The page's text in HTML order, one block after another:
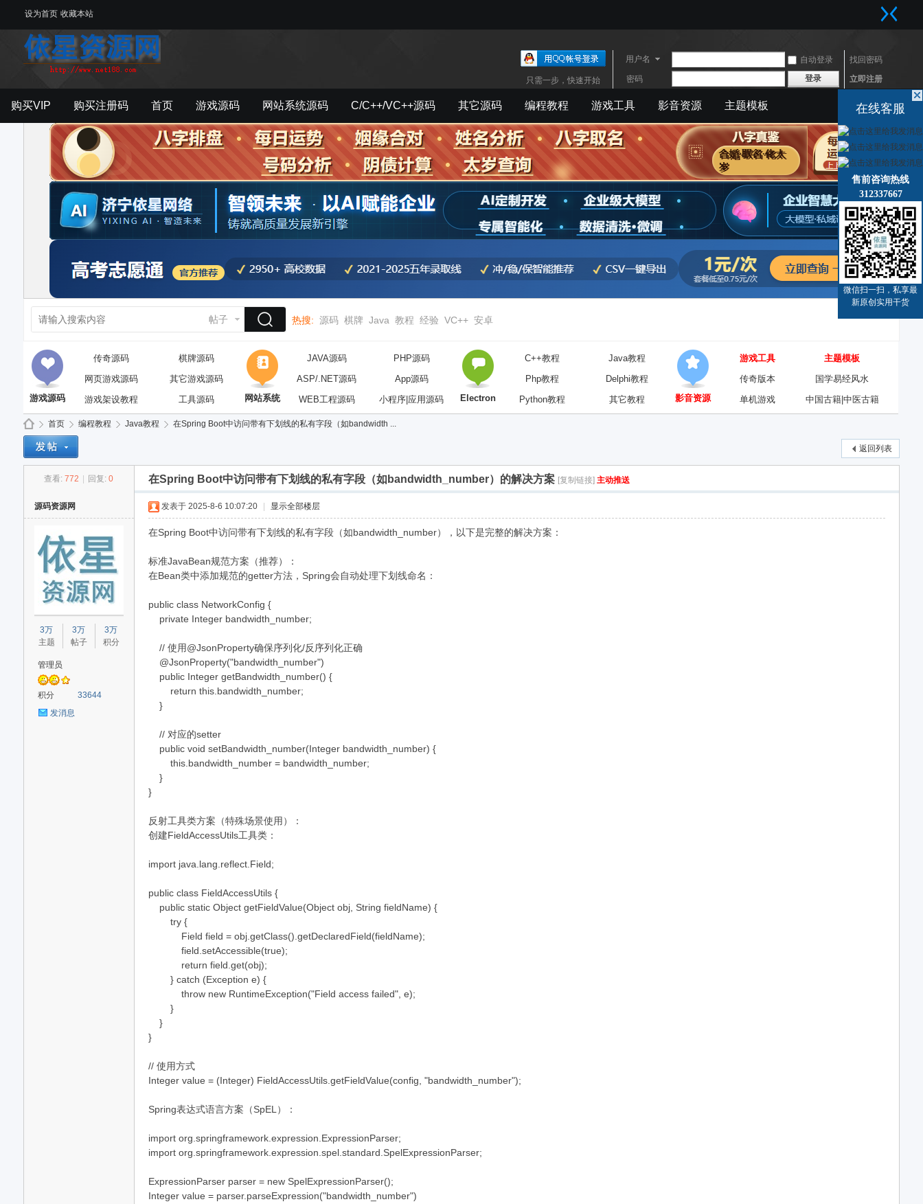
设为首页 收藏本站
用户名 自动登录
找回密码
密码
登录 立即注册
只需一步，快速开始
快捷导航
购买VIP 购买注册码 首页 游戏源码 网站系统源码 C/C++/VC++源码 其它源码 编程教程 游戏工具 影音资源 主题模板
帖子 热搜: 源码 棋牌 Java 教程 经验 VC++ 安卓
游戏源码
传奇源码
棋牌源码
网页游戏源码
其它游戏源码
游戏架设教程
工具源码 网站系统
JAVA源码
PHP源码
ASP/.NET源码
App源码
WEB工程源码
小程序|应用源码 Electron
C++教程
Java教程
Php教程
Delphi教程
Python教程
其它教程 影音资源
游戏工具
主题模板
传奇版本
国学易经风水
单机游戏
中国古籍|中医古籍
首页
›
编程教程
›
Java教程
›
在Spring Boot中访问带有下划线的私有字段（如bandwidth ...
返回列表
查看: 772 回复: 0 在Spring Boot中访问带有下划线的私有字段（如bandwidth_number）的解决方案 [复制链接] 主动推送
源码资源网
3万
主题
3万
帖子
3万
积分
管理员
积分
33644
发消息
发表于 2025-8-6 10:07:20 显示全部楼层
在Spring Boot中访问带有下划线的私有字段（如bandwidth_number），以下是完整的解决方案：
标准JavaBean规范方案（推荐）：
在Bean类中添加规范的getter方法，Spring会自动处理下划线命名：
public class NetworkConfig {
private Integer bandwidth_number;
// 使用@JsonProperty确保序列化/反序列化正确
@JsonProperty("bandwidth_number")
public Integer getBandwidth_number() {
return this.bandwidth_number;
}
// 对应的setter
public void setBandwidth_number(Integer bandwidth_number) {
this.bandwidth_number = bandwidth_number;
}
}
反射工具类方案（特殊场景使用）：
创建FieldAccessUtils工具类：
import java.lang.reflect.Field;
public class FieldAccessUtils {
public static Object getFieldValue(Object obj, String fieldName) {
try {
Field field = obj.getClass().getDeclaredField(fieldName);
field.setAccessible(true);
return field.get(obj);
} catch (Exception e) {
throw new RuntimeException("Field access failed", e);
}
}
}
// 使用方式
Integer value = (Integer) FieldAccessUtils.getFieldValue(config, "bandwidth_number");
Spring表达式语言方案（SpEL）：
import org.springframework.expression.ExpressionParser;
import org.springframework.expression.spel.standard.SpelExpressionParser;
ExpressionParser parser = new SpelExpressionParser();
Integer value = parser.parseExpression("bandwidth_number")
在线客服
售前咨询热线
312337667
微信扫一扫，私享最
新原创实用干货